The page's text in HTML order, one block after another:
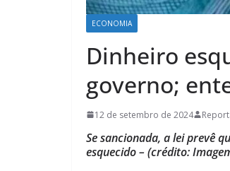
ECONOMIA
Dinheiro
governo;
12 de setembro de 2024
Se sancionada, a lei prevê
esquecido – (crédito: